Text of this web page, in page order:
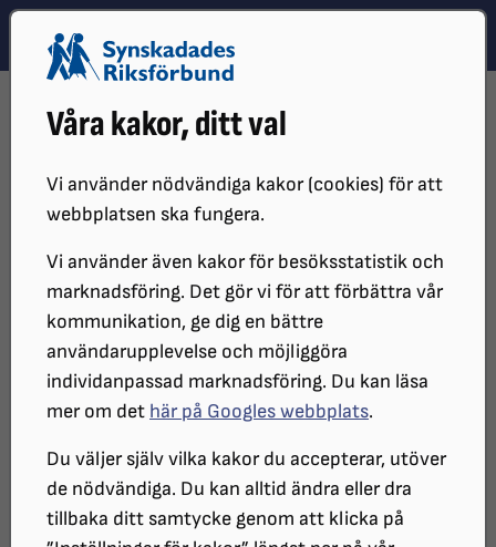
Våra kakor, ditt val
Vi använder nödvändiga kakor (cookies) för att
webbplatsen ska fungera.
Vi använder även kakor för besöksstatistik och
marknadsföring. Det gör vi för att förbättra vår
kommunikation, ge dig en bättre
användarupplevelse och möjliggöra
individanpassad marknadsföring. Du kan läsa
mer om det här på Googles webbplats.
Du väljer själv vilka kakor du accepterar, utöver
de nödvändiga. Du kan alltid ändra eller dra
tillbaka ditt samtycke genom att klicka på
Hoppa till innehåll
Hoppa till hitta snabbt
Påverkansarbete
Vi belyser behov, brister och
möjligheter i samhället för politiker,
beslutsfattare och allmänhet. Målet?
Att synskadade ska leva ett rikt och
självständigt liv på rättvisa villkor.
Tyvärr finns det fortfarande många hinder i
samhället för synskadade idag. De stänger oss ute
från sådant vi vill, kan och är skyldiga att göra. Vi på